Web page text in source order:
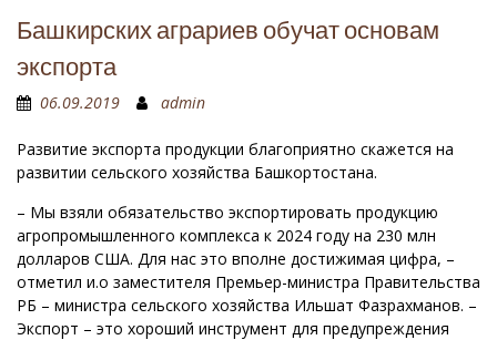
Башкирских аграриев обучат основам
экспорта
06.09.2019 admin
Развитие экспорта продукции благоприятно скажется на
развитии сельского хозяйства Башкортостана.
– Мы взяли обязательство экспортировать продукцию
агропромышленного комплекса к 2024 году на 230 млн
долларов США. Для нас это вполне достижимая цифра, –
отметил и.о заместителя Премьер-министра Правительства
РБ – министра сельского хозяйства Ильшат Фазрахманов. –
Экспорт – это хороший инструмент для предупреждения